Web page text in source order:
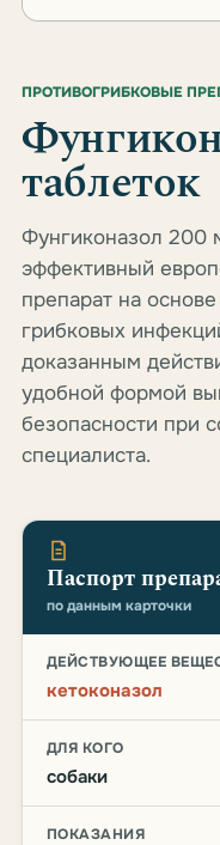
ПРОТИВОГРИБКОВЫЕ
таблеток
Фунгиконазол 200
эффективный
препарат на
грибковых
доказанным
удобной формой
безопасности при
специалиста.
Паспорт
по данным карточки
ДЕЙСТВУЮЩЕЕ
кетоконазол
ДЛЯ КОГО
собаки
ПОКАЗАНИЯ